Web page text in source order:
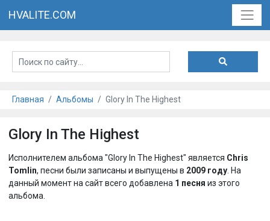
HVALITE.COM
Главная Альбомы Glory In The Highest
Glory In The Highest
Исполнителем альбома "Glory In The Highest" является Chris
Tomlin, песни были записаны и выпущены в 2009 году . На
данный момент на сайт всего добавлена 1 песня из этого
альбома.